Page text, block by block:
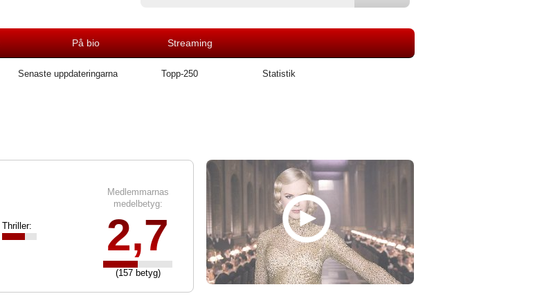
På bio Streaming
Senaste uppdateringarna Topp-250 Statistik
Thriller:
Medlemmarnas
medelbetyg:
2,7
(157 betyg)